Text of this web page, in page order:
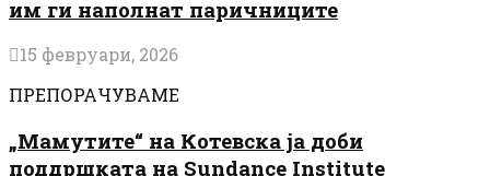
им ги наполнат паричниците
15 февруари, 2026
ПРЕПОРАЧУВАМЕ
„Мамутите“ на Котевска ја доби
поддршката на Sundance Institute